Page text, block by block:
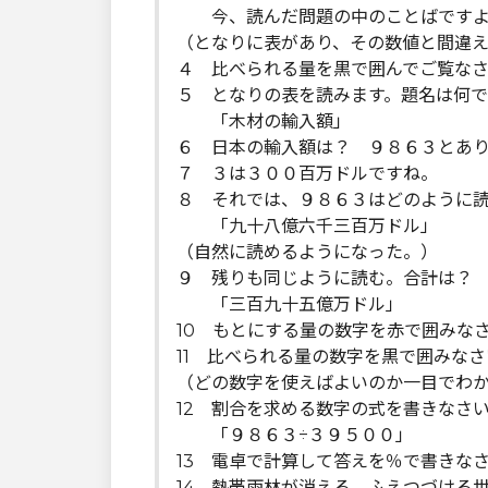
今、読んだ問題の中のことばです
（となりに表があり、その数値と間違
４ 比べられる量を黒で囲んでご覧な
５ となりの表を読みます。題名は何
「木材の輸入額」
６ 日本の輸入額は？ ９８６３とあ
７ ３は３００百万ドルですね。
８ それでは、９８６３はどのように
「九十八億六千三百万ドル」
（自然に読めるようになった。）
９ 残りも同じように読む。合計は？
「三百九十五億万ドル」
10 もとにする量の数字を赤で囲みな
11 比べられる量の数字を黒で囲みな
（どの数字を使えばよいのか一目でわ
12 割合を求める数字の式を書きなさ
「９８６３÷３９５００」
13 電卓で計算して答えを％で書きな